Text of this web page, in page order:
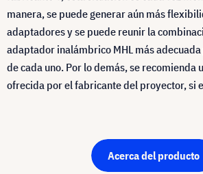
manera, se puede generar aún más
adaptadores y se puede reunir la
adaptador inalámbrico MHL más
de cada uno. Por lo demás, se recomienda
ofrecida por el fabricante del proyector, si
Acerca del producto